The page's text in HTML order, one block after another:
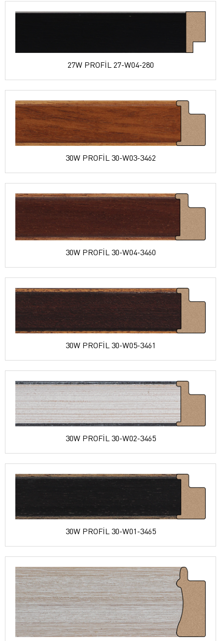
27W PROFİL 27-W04-280
30W PROFİL 30-W03-3462
30W PROFİL 30-W04-3460
30W PROFİL 30-W05-3461
30W PROFİL 30-W02-3465
30W PROFİL 30-W01-3465